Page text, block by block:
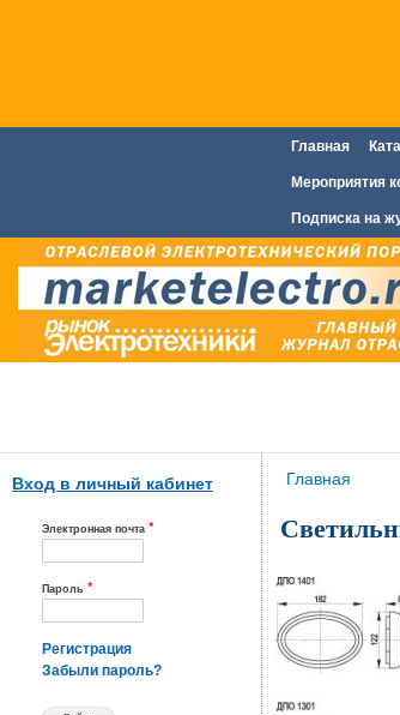
Главное
Главная
Мероприятия
Подписка на
Вход в личный кабинет
Электронная почта *
Пароль *
Регистрация
Забыли пароль?
Вы здесь
Главная